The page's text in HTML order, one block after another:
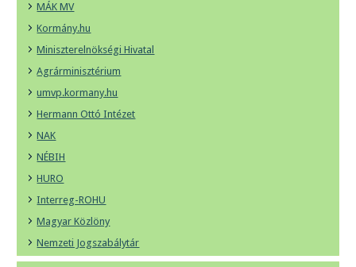
MÁK MV
Kormány.hu
Miniszterelnökségi Hivatal
Agrárminisztérium
umvp.kormany.hu
Hermann Ottó Intézet
NAK
NÉBIH
HURO
Interreg-ROHU
Magyar Közlöny
Nemzeti Jogszabálytár